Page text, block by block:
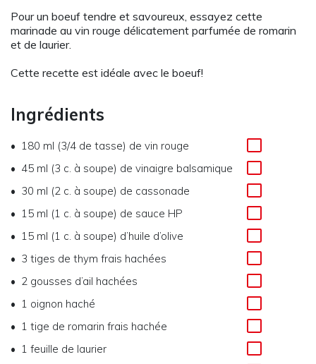
Pour un boeuf tendre et savoureux, essayez cette
marinade au vin rouge délicatement parfumée de romarin
et de laurier.
Cette recette est idéale avec le boeuf!
Ingrédients
180 ml (3/4 de tasse) de vin rouge
45 ml (3 c. à soupe) de vinaigre balsamique
30 ml (2 c. à soupe) de cassonade
15 ml (1 c. à soupe) de sauce HP
15 ml (1 c. à soupe) d’huile d’olive
3 tiges de thym frais hachées
2 gousses d’ail hachées
1 oignon haché
1 tige de romarin frais hachée
1 feuille de laurier